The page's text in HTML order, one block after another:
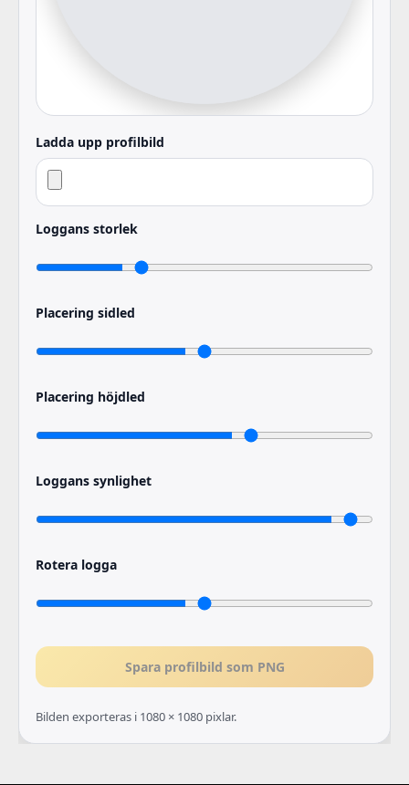
Ladda upp profilbild
Loggans storlek
Placering sidled
Placering höjdled
Loggans synlighet
Rotera logga
Spara profilbild som PNG
Bilden exporteras i 1080 × 1080 pixlar.